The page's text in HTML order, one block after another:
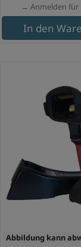
→ Anmelden für
In den
Abbildung kann